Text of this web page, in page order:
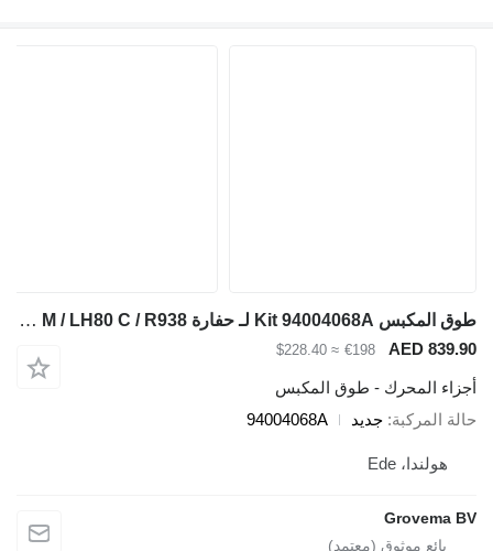
طوق المكبس Kit 94004068A لـ حفارة Liebherr R946 LC / R946 LC-V / R946 NLC / R950 LC-V / LH80 MHR / LH80 M / LH80 C / R938
€198
≈ $228.40
- طوق المكبس
جديد
94004068A